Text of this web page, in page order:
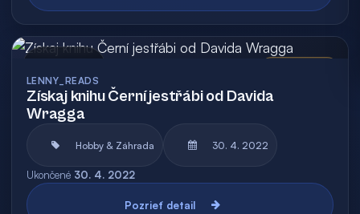
LENNY_READS
Získaj knihu Černí jestřábi od Davida
Wragga
Hobby & Záhrada 30. 4. 2022
Ukončené 30. 4. 2022
Pozrieť detail